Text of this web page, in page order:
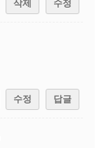
삭제 수정
수정 답글